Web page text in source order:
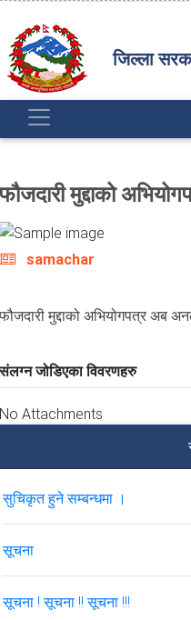
जिल्ला
फौजदारी मुद्दाको
samachar
फौजदारी मुद्दाको अभियोगपत्र अब
संलग्न जोडिएका विवरणहरु
No Attachments
सुचिकृत हुने सम्बन्धमा ।
सूचना
सूचना ! सूचना !! सूचना !!!